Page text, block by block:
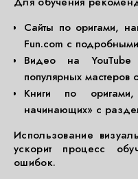
Сайты по оригами,
Fun.com с
Видео на
популярных мастеров
Книги по
начинающих» с
Использование
ускорит процесс
ошибок.